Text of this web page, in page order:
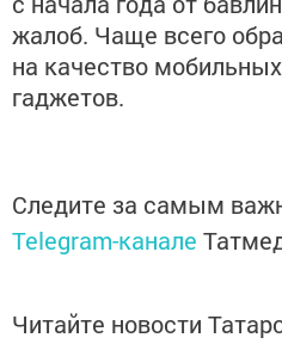
жалоб. Чаще всего
на качество
гаджетов.
Следите за самым
Telegram-канале
Читайте новости